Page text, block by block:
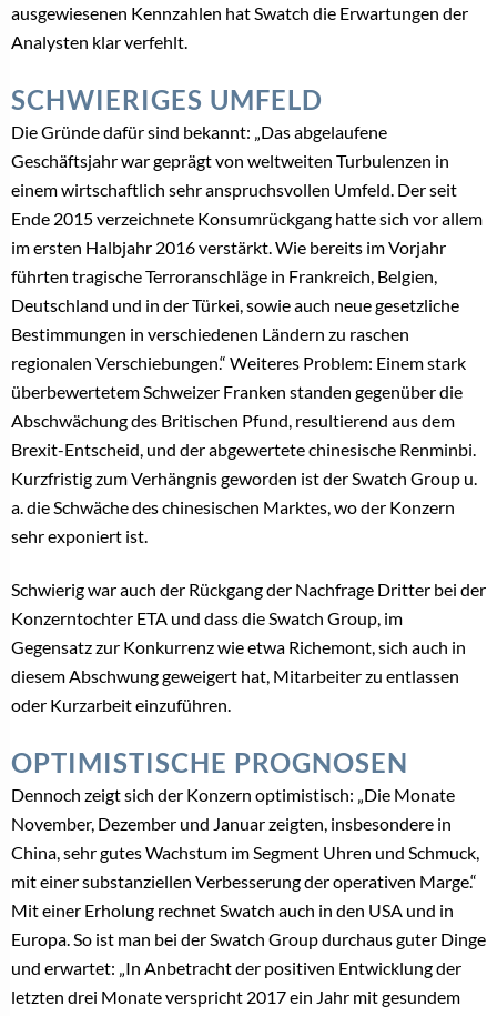
ausgewiesenen Kennzahlen hat Swatch die Erwartungen der
Analysten klar verfehlt.
SCHWIERIGES UMFELD
Die Gründe dafür sind bekannt: „Das abgelaufene
Geschäftsjahr war geprägt von weltweiten Turbulenzen in
einem wirtschaftlich sehr anspruchsvollen Umfeld. Der seit
Ende 2015 verzeichnete Konsumrückgang hatte sich vor allem
im ersten Halbjahr 2016 verstärkt. Wie bereits im Vorjahr
führten tragische Terroranschläge in Frankreich, Belgien,
Deutschland und in der Türkei, sowie auch neue gesetzliche
Bestimmungen in verschiedenen Ländern zu raschen
regionalen Verschiebungen.“ Weiteres Problem: Einem stark
überbewertetem Schweizer Franken standen gegenüber die
Abschwächung des Britischen Pfund, resultierend aus dem
Brexit-Entscheid, und der abgewertete chinesische Renminbi.
Kurzfristig zum Verhängnis geworden ist der Swatch Group u.
a. die Schwäche des chinesischen Marktes, wo der Konzern
sehr exponiert ist.
Schwierig war auch der Rückgang der Nachfrage Dritter bei der
Konzerntochter ETA und dass die Swatch Group, im
Gegensatz zur Konkurrenz wie etwa Richemont, sich auch in
diesem Abschwung geweigert hat, Mitarbeiter zu entlassen
oder Kurzarbeit einzuführen.
OPTIMISTISCHE PROGNOSEN
Dennoch zeigt sich der Konzern optimistisch: „Die Monate
November, Dezember und Januar zeigten, insbesondere in
China, sehr gutes Wachstum im Segment Uhren und Schmuck,
mit einer substanziellen Verbesserung der operativen Marge.“
Mit einer Erholung rechnet Swatch auch in den USA und in
Europa. So ist man bei der Swatch Group durchaus guter Dinge
und erwartet: „In Anbetracht der positiven Entwicklung der
letzten drei Monate verspricht 2017 ein Jahr mit gesundem